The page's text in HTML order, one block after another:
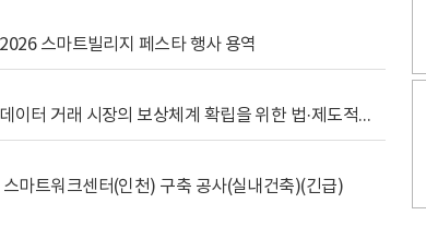
스마트빌리지 페스타 행사 용역
[위탁연구] 학습데이터 거래 시장의 보상체계 확립을 위한 법·제도적 검토 방안 연구
마트워크센터(인천) 구축 공사(실내건축)(긴급)